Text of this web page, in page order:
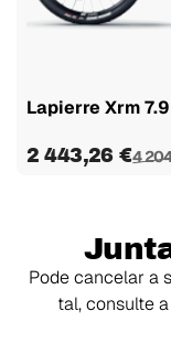
Lapierre Xrm
2 443,26 €4
Pode cancelar a
tal, consulte